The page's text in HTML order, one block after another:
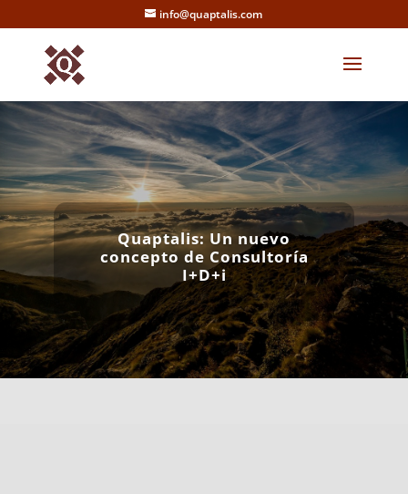
info@quaptalis.com
Quaptalis: Un nuevo
concepto de Consultoría
I+D+i